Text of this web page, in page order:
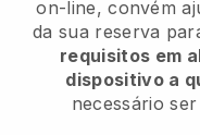
on-line, convém
da sua reserva
requisitos em
dispositivo a
necessário